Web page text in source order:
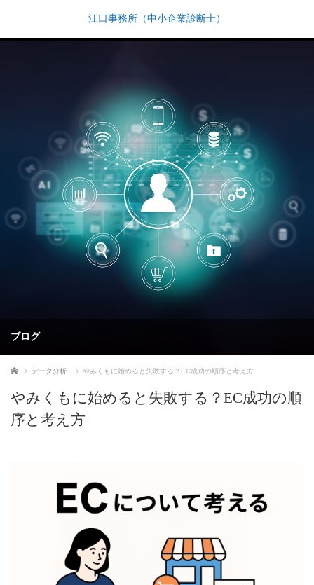
江口事務所（中小企業診断士）
ブログ
ホーム データ分析 やみくもに始めると失敗する？EC成功の順序と考え方
やみくもに始めると失敗する？EC成功の順
序と考え方